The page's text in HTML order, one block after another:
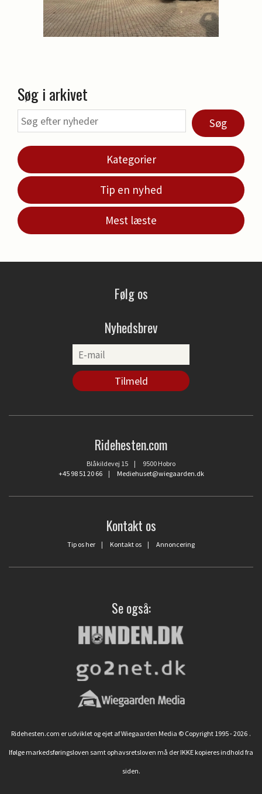
Søg i arkivet
Søg
Kategorier
Tip en nyhed
Mest læste
Følg os
Nyhedsbrev
Ridehesten.com
Blåkildevej 15 | 9500 Hobro
+45 98 51 20 66| Mediehuset@wiegaarden.dk
Kontakt os
Tip os her | Kontakt os | Annoncering
Se også:
Ridehesten.com er udviklet og ejet af Wiegaarden Media © Copyright 1995 - 2026 .
Ifølge markedsføringsloven samt ophavsretsloven må der IKKE kopieres indhold fra
siden.